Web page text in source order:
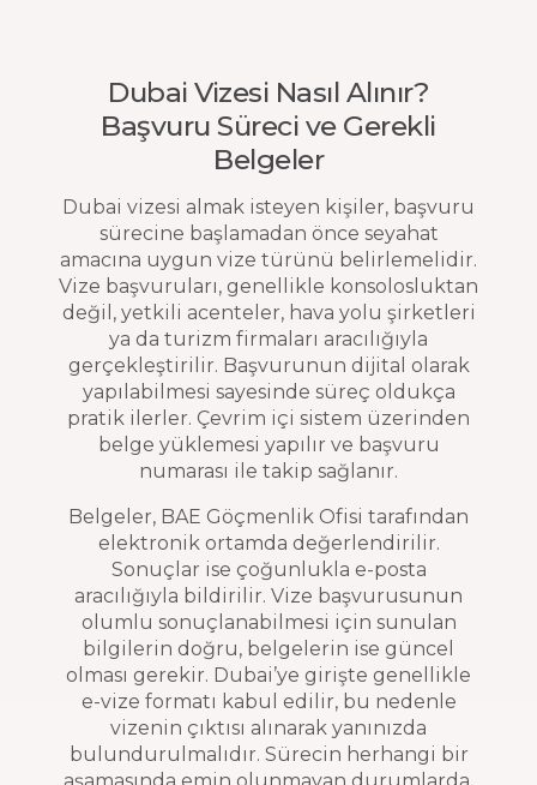
Dubai Vizesi Nasıl Alınır?
Başvuru Süreci ve Gerekli
Belgeler
Dubai vizesi almak isteyen kişiler, başvuru
sürecine başlamadan önce seyahat
amacına uygun vize türünü belirlemelidir.
Vize başvuruları, genellikle konsolosluktan
değil, yetkili acenteler, hava yolu şirketleri
ya da turizm firmaları aracılığıyla
gerçekleştirilir. Başvurunun dijital olarak
yapılabilmesi sayesinde süreç oldukça
pratik ilerler. Çevrim içi sistem üzerinden
belge yüklemesi yapılır ve başvuru
numarası ile takip sağlanır.
Belgeler, BAE Göçmenlik Ofisi tarafından
elektronik ortamda değerlendirilir.
Sonuçlar ise çoğunlukla e-posta
aracılığıyla bildirilir. Vize başvurusunun
olumlu sonuçlanabilmesi için sunulan
bilgilerin doğru, belgelerin ise güncel
olması gerekir. Dubai’ye girişte genellikle
e-vize formatı kabul edilir, bu nedenle
vizenin çıktısı alınarak yanınızda
bulundurulmalıdır. Sürecin herhangi bir